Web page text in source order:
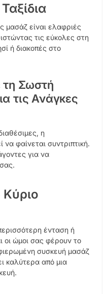
μασάζ είναι ελαφριές
τις εύκολες στη
ή διακοπές στο
τη Σωστή
τις Ανάγκες
η
να φαίνεται συντριπτική.
για να
Κύριο
ένταση ή
οι ώμοι σας φέρουν το
συσκευή μασάζ
καλύτερα από μια